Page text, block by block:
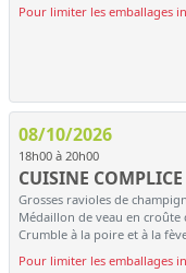
Pour limiter les emballages
08/10/2026
18h00 à 20h00
CUISINE COMPLICE
Grosses ravioles de
Médaillon de veau en croûte
Crumble à la poire et à la
Pour limiter les emballages